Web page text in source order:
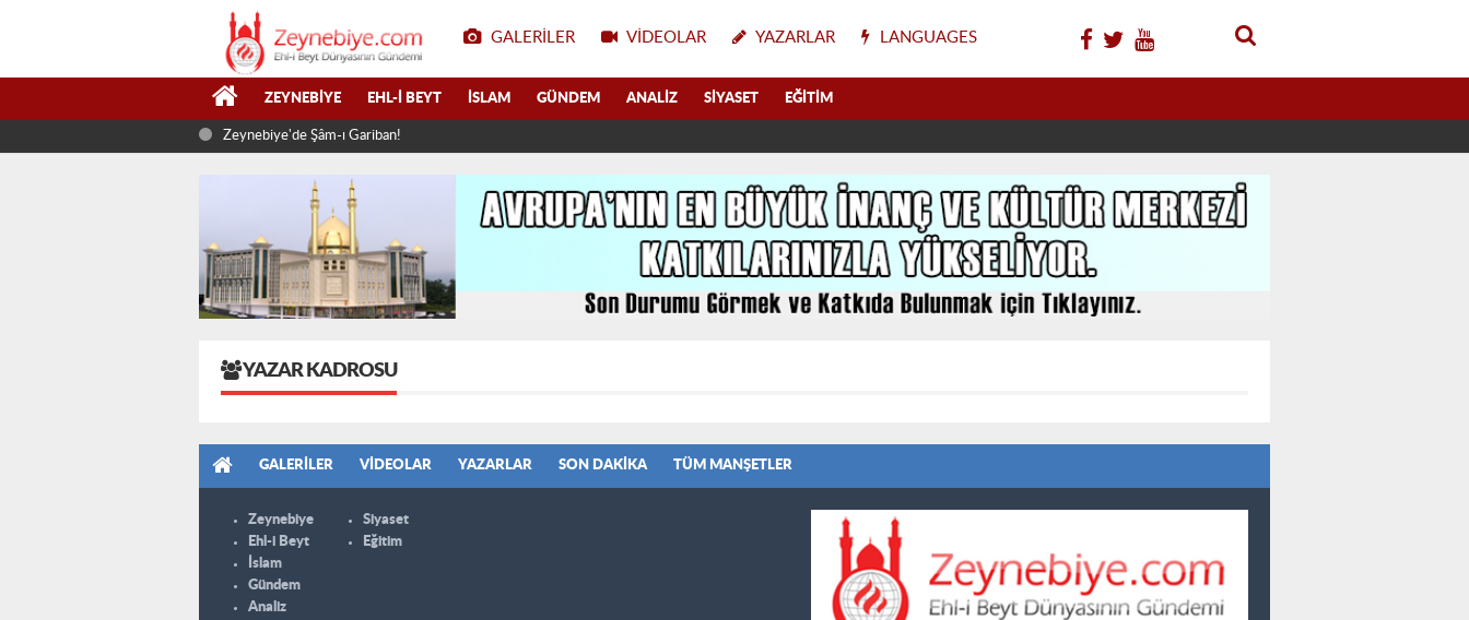
GALERILER VIDEOLAR YAZARLAR LANGUAGES
ZEYNEBIYE EHL-I BEYT İSLAM GÜNDEM ANALIZ SIYASET EĞITIM
Zeynebiye'de Şâm-ı Gariban!
YAZAR KADROSU
GALERILER VIDEOLAR YAZARLAR SON DAKIKA TÜM MANŞETLER
Zeynebiye
Ehl-i Beyt
İslam
Gündem
Analiz
Siyaset
Eğitim